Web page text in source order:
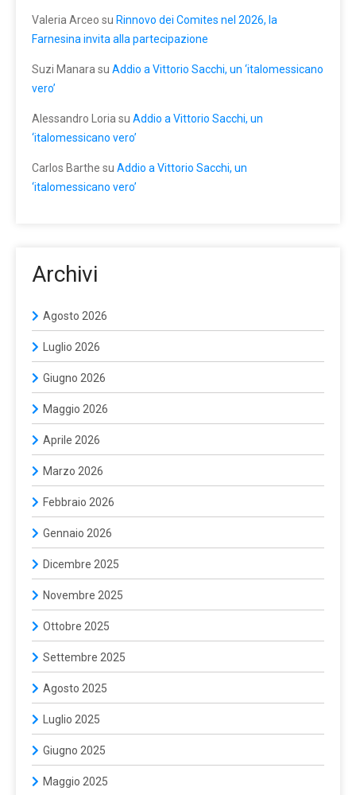
Valeria Arceo su Rinnovo dei Comites nel 2026, la
Farnesina invita alla partecipazione
Suzi Manara su Addio a Vittorio Sacchi, un ‘italomessicano
vero’
Alessandro Loria su Addio a Vittorio Sacchi, un
‘italomessicano vero’
Carlos Barthe su Addio a Vittorio Sacchi, un
‘italomessicano vero’
Archivi
Agosto 2026
Luglio 2026
Giugno 2026
Maggio 2026
Aprile 2026
Marzo 2026
Febbraio 2026
Gennaio 2026
Dicembre 2025
Novembre 2025
Ottobre 2025
Settembre 2025
Agosto 2025
Luglio 2025
Giugno 2025
Maggio 2025